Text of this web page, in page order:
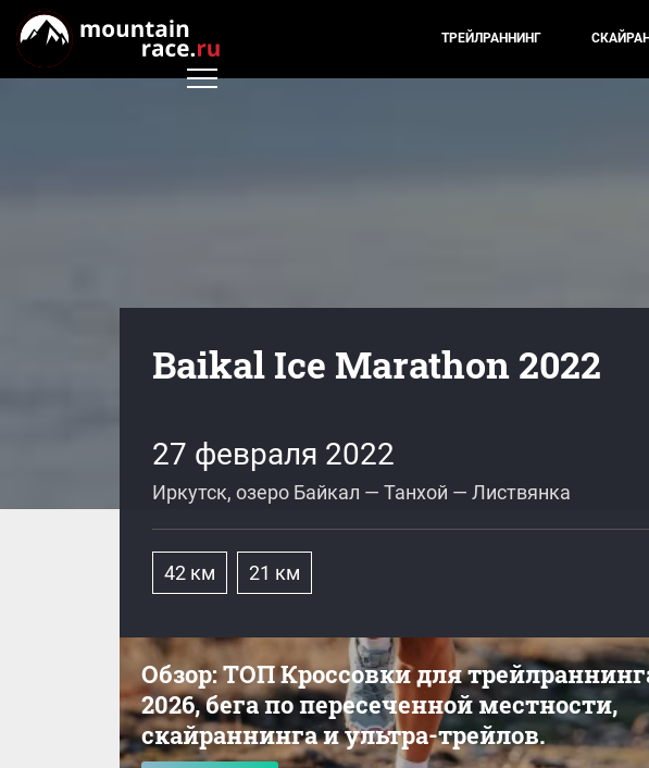
ТРЕЙЛРАННИНГ
Baikal Ice Marathon 2022
27 февраля 2022
Иркутск, озеро Байкал — Танхой — Листвянка
42 км 21 км
Обзор: ТОП Кроссовки для
2026, бега по пересеченной местности,
скайраннинга и ультра-трейлов.